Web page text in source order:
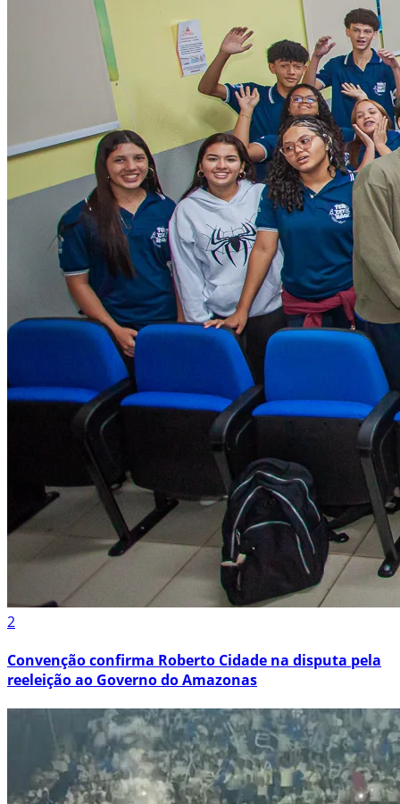
2
Convenção confirma Roberto Cidade na disputa pela
reeleição ao Governo do Amazonas